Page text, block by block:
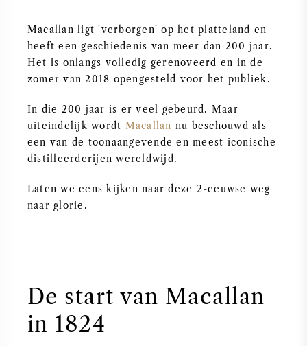
WIJNGLAZEN
WIJN CADEAU
WIJN SALE
RODE WIJN
ROSE WIJN
ZOETE WIJN
VEUVE CLICQUOT
MOËT & CHANDON
ARMAND DE BRIGNAC
JACQUES SELOSSE
ALLE CHAMPAGNE MERKEN
Macallan ligt 'verborgen' op het platteland en
heeft een geschiedenis van meer dan 200 jaar.
Het is onlangs volledig gerenoveerd en in de
zomer van 2018 opengesteld voor het publiek.
In die 200 jaar is er veel gebeurd. Maar
uiteindelijk wordt Macallan nu beschouwd als
een van de toonaangevende en meest iconische
distilleerderijen wereldwijd.
Laten we eens kijken naar deze 2-eeuwse weg
naar glorie.
De start van Macallan
in 1824